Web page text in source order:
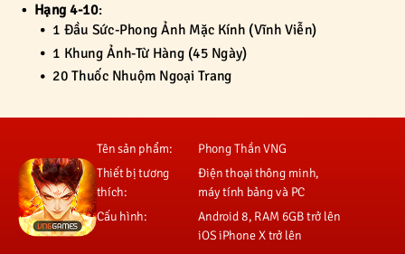
Hạng 4-10:
1 Đầu Sức-Phong Ảnh Mặc Kính (Vĩnh Viễn)
1 Khung Ảnh-Từ Hàng (45 Ngày)
20 Thuốc Nhuộm Ngoại Trang
Tên sản phẩm:
Phong Thần VNG
Thiết bị tương
thích:
Điện thoại thông minh,
máy tính bảng và PC
Cấu hình:
Android 8, RAM 6GB trở lên
iOS iPhone X trở lên